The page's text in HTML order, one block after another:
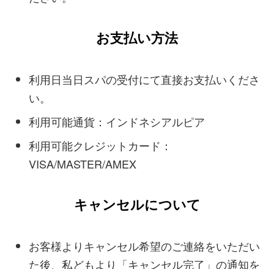
お支払い方法
利用日当日スパの受付にて直接お支払いくださ
い。
利用可能通貨：インドネシアルピア
利用可能クレジットカード：
VISA/MASTER/AMEX
キャンセルについて
お客様よりキャンセル希望のご連絡をいただい
た後、私どもより「キャンセル完了」の通知を